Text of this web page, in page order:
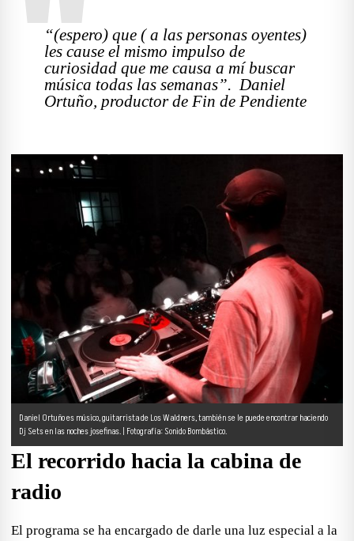
“(espero) que ( a las personas oyentes)
les cause el mismo impulso de
curiosidad que me causa a mí buscar
música todas las semanas”. Daniel
Ortuño, productor de Fin de Pendiente
Daniel Ortuño es músico, guitarrista de Los Waldners, también se le puede encontrar haciendo
Dj Sets en las noches josefinas. | Fotografía: Sonido Bombástico.
El recorrido hacia la cabina de
radio
El programa se ha encargado de darle una luz especial a la